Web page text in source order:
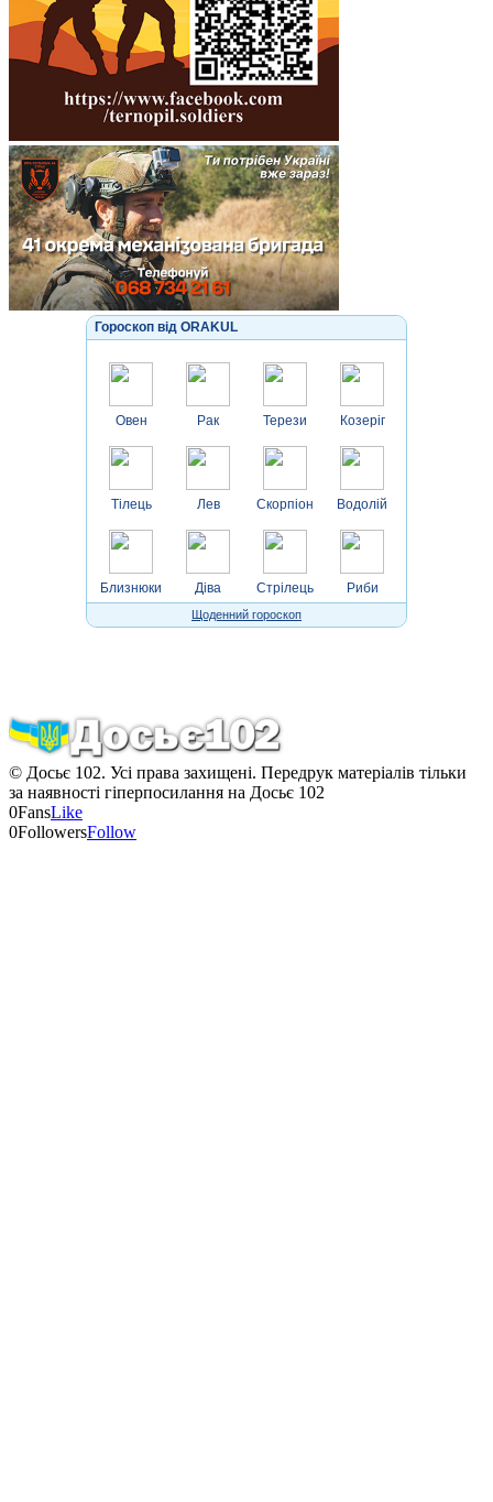
Гороскоп від ORAKUL
Овен
Тілець
Близнюки
Рак
Лев
Діва
Терези
Скорпіон
Стрілець
Козеріг
Водолій
Риби
Щоденний гороскоп
© Досьє 102. Усі права захищені. Передрук матеріалів тільки
за наявності гіперпосилання на Досьє 102
0FansLike
0FollowersFollow